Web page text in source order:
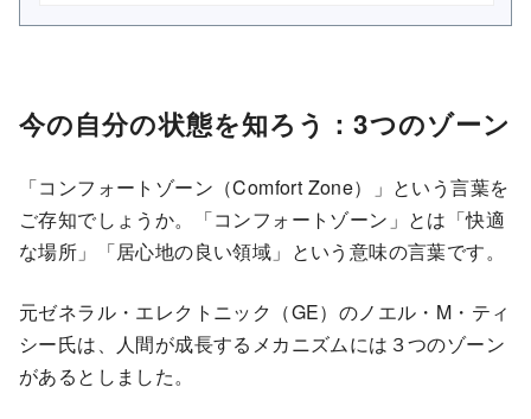
今の自分の状態を知ろう：3つのゾーン
「コンフォートゾーン（Comfort Zone）」という言葉を
ご存知でしょうか。「コンフォートゾーン」とは「快適
な場所」「居心地の良い領域」という意味の言葉です。
元ゼネラル・エレクトニック（GE）のノエル・M・ティ
シー氏は、人間が成長するメカニズムには３つのゾーン
があるとしました。